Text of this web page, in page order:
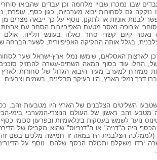
שבו נמכרו שבויי מלחמה וכן עבדים שהביאו
נזקקה גם לסחורות יבוא מערביות, כגון כסף,
לבנות אוניות או לתקנן. נוסף על כך ייבאה מצרים מן
אירופה נאסר מטעם האפיפיורות הסחר עם
נאסר קיום קשרי סחר כאלה בעונש תלייה.
בגלל אותה החקיקה האפיפיורית, לשער הברחה
לארצות האסלאם, שימשו נמלי ארץ-ישראל שער
החלו עוד בסוף המאה השתים-עשרה להחזיק
ממזרח למערב מעיד היבוא הגדול של סחורות
דרך נמלי הארץ, היו בעיקר תבלינים, בשמים וצבעים.
השליטים הצלבנים של הארץ היו מטבעות זהב,
זהב ראשון של העולם הנוצרי-המערבי בימי-
נועד לשמש בעסקות בינלאומיות ובפרעון סכומי
היה ה"דניה" או ה"דנריוס" שהוא מקבילו של
השלוש-עשרה ירדו משקלם ותכולת הכסף שלהם. נוסף על